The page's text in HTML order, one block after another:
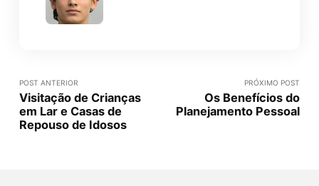
POST ANTERIOR
Visitação de Crianças
em Lar e Casas de
Repouso de Idosos
PRÓXIMO POST
Os Benefícios do
Planejamento Pessoal